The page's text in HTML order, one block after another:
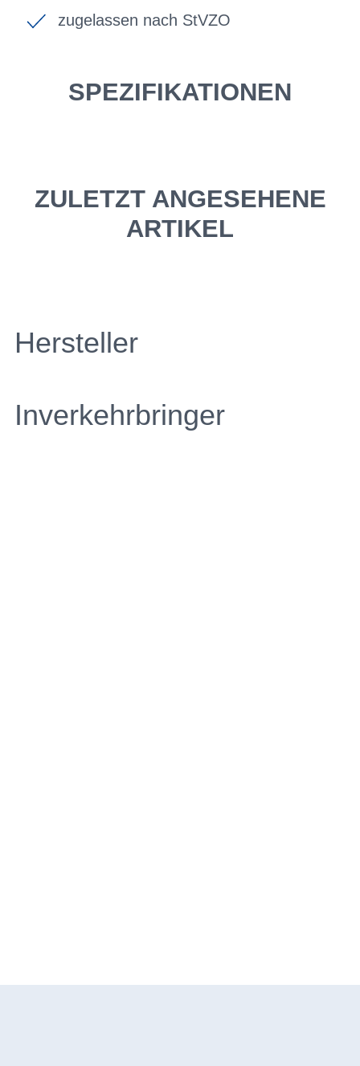
zugelassen nach StVZO
SPEZIFIKATIONEN
ZULETZT ANGESEHENE
ARTIKEL
Hersteller
Inverkehrbringer